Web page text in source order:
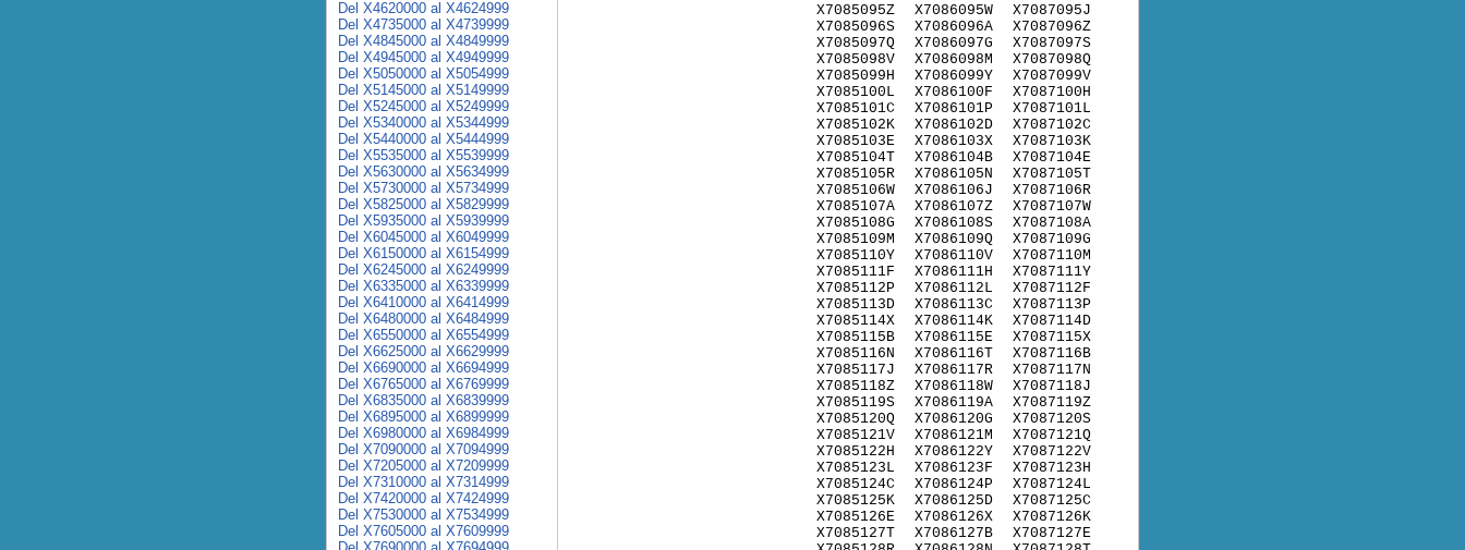
X7085095Z
X7085096S
X7085097Q
X7085098V
X7085099H
X7085100L
X7085101C
X7085102K
X7085103E
X7085104T
X7085105R
X7085106W
X7085107A
X7085108G
X7085109M
X7085110Y
X7085111F
X7085112P
X7085113D
X7085114X
X7085115B
X7085116N
X7085117J
X7085118Z
X7085119S
X7085120Q
X7085121V
X7085122H
X7085123L
X7085124C
X7085125K
X7085126E
X7085127T
X7086095W
X7086096A
X7086097G
X7086098M
X7086099Y
X7086100F
X7086101P
X7086102D
X7086103X
X7086104B
X7086105N
X7086106J
X7086107Z
X7086108S
X7086109Q
X7086110V
X7086111H
X7086112L
X7086113C
X7086114K
X7086115E
X7086116T
X7086117R
X7086118W
X7086119A
X7086120G
X7086121M
X7086122Y
X7086123F
X7086124P
X7086125D
X7086126X
X7086127B
X7087095J
X7087096Z
X7087097S
X7087098Q
X7087099V
X7087100H
X7087101L
X7087102C
X7087103K
X7087104E
X7087105T
X7087106R
X7087107W
X7087108A
X7087109G
X7087110M
X7087111Y
X7087112F
X7087113P
X7087114D
X7087115X
X7087116B
X7087117N
X7087118J
X7087119Z
X7087120S
X7087121Q
X7087122V
X7087123H
X7087124L
X7087125C
X7087126K
X7087127E
Del X4620000 al X4624999
Del X4735000 al X4739999
Del X4845000 al X4849999
Del X4945000 al X4949999
Del X5050000 al X5054999
Del X5145000 al X5149999
Del X5245000 al X5249999
Del X5340000 al X5344999
Del X5440000 al X5444999
Del X5535000 al X5539999
Del X5630000 al X5634999
Del X5730000 al X5734999
Del X5825000 al X5829999
Del X5935000 al X5939999
Del X6045000 al X6049999
Del X6150000 al X6154999
Del X6245000 al X6249999
Del X6335000 al X6339999
Del X6410000 al X6414999
Del X6480000 al X6484999
Del X6550000 al X6554999
Del X6625000 al X6629999
Del X6690000 al X6694999
Del X6765000 al X6769999
Del X6835000 al X6839999
Del X6895000 al X6899999
Del X6980000 al X6984999
Del X7090000 al X7094999
Del X7205000 al X7209999
Del X7310000 al X7314999
Del X7420000 al X7424999
Del X7530000 al X7534999
Del X7605000 al X7609999